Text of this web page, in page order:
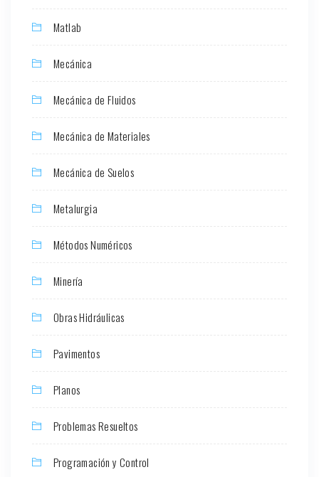
Matlab
Mecánica
Mecánica de Fluidos
Mecánica de Materiales
Mecánica de Suelos
Metalurgia
Métodos Numéricos
Minería
Obras Hidráulicas
Pavimentos
Planos
Problemas Resueltos
Programación y Control